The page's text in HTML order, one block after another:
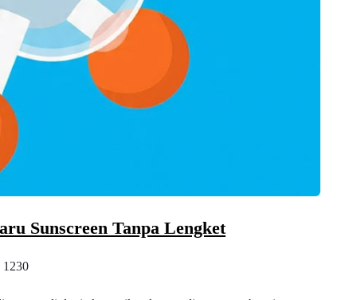
Sunscreen Tanpa Lengket
1230